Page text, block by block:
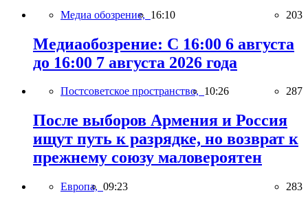
Медиа обозрение, 16:10 203
Медиаобозрение: С 16:00 6 августа
до 16:00 7 августа 2026 года
Постсоветское пространство, 10:26 287
После выборов Армения и Россия
ищут путь к разрядке, но возврат к
прежнему союзу маловероятен
Европа, 09:23 283